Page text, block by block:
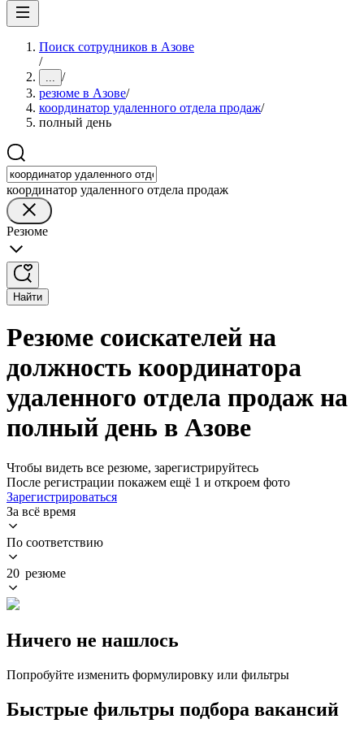
Поиск сотрудников в Азове
/
... /
резюме в Азове/
координатор удаленного отдела продаж/
полный день
координатор удаленного отдела продаж
Резюме
Найти
Резюме соискателей на
должность координатора
удаленного отдела продаж на
полный день в Азове
Чтобы видеть все резюме, зарегистрируйтесь
После регистрации покажем ещё 1 и откроем фото
Зарегистрироваться
За всё время
По соответствию
20 резюме
Ничего не нашлось
Попробуйте изменить формулировку или фильтры
Быстрые фильтры подбора вакансий